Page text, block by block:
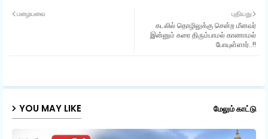
ats
புதியது
கடலில் தொழிலுக்கு சென்ற மீனவர்
இன்னும் கரை திரும்பாமல் காணாமல்
போயுள்ளார்..!!
பழையவை
YOU MAY LIKE மேலும் காட்டு